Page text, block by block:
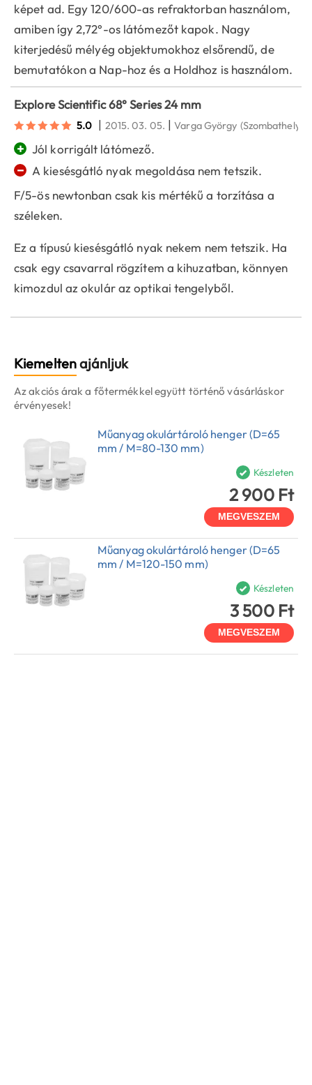
képet ad. Egy 120/600-as refraktorban használom,
amiben így 2,72°-os látómezőt kapok. Nagy
kiterjedésű mélyég objektumokhoz elsőrendű, de
bemutatókon a Nap-hoz és a Holdhoz is használom.
Explore Scientific 68° Series 24 mm
5.0 | 2015. 03. 05. |Varga György (Szombathely)
+ Jól korrigált látómező.
−
A kiesésgátló nyak megoldása nem tetszik.
F/5-ös newtonban csak kis mértékű a torzítása a
széleken.
Ez a típusú kiesésgátló nyak nekem nem tetszik. Ha
csak egy csavarral rögzítem a kihuzatban, könnyen
kimozdul az okulár az optikai tengelyből.
Kiemeltenajánljuk
Az akciós árak a főtermékkel együtt történő vásárláskor
érvényesek!
Műanyag okulártároló henger (D=65
mm / M=80-130 mm)
Készleten
2 900 Ft
MEGVESZEM
Műanyag okulártároló henger (D=65
mm / M=120-150 mm)
Készleten
3 500 Ft
MEGVESZEM